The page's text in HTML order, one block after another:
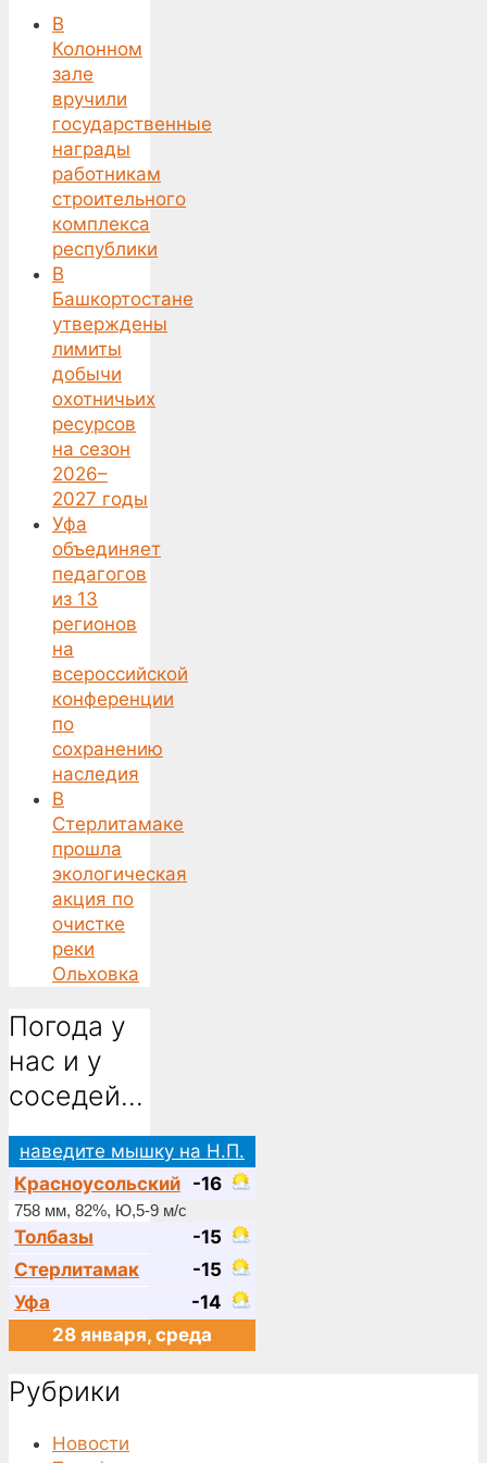
В
Колонном
зале
вручили
государственные
награды
работникам
строительного
комплекса
республики
В
Башкортостане
утверждены
лимиты
добычи
охотничьих
ресурсов
на сезон
2026–
2027 годы
Уфа
объединяет
педагогов
из 13
регионов
на
всероссийской
конференции
по
сохранению
наследия
В
Стерлитамаке
прошла
экологическая
акция по
очистке
реки
Ольховка
Погода у
нас и у
соседей…
наведите мышку на Н.П.
Красноусольский -16
758 мм, 82%, Ю,5-9 м/с
Толбазы
-15
Стерлитамак
-15
Уфа
-14
28 января, среда
Рубрики
Новости